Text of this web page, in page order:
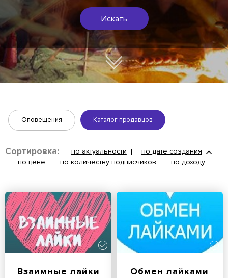
Искать
Оповещения Каталог продавцов
Сортировка: по актуальности
по дате создания
по цене
по количеству подписчиков по доходу
Взаимные лайки Обмен лайками